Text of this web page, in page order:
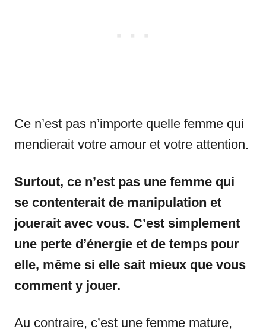
Ce n’est pas n’importe quelle femme qui
mendierait votre amour et votre attention.
Surtout, ce n’est pas une femme qui
se contenterait de manipulation et
jouerait avec vous. C’est simplement
une perte d’énergie et de temps pour
elle, même si elle sait mieux que vous
comment y jouer.
Au contraire, c’est une femme mature,